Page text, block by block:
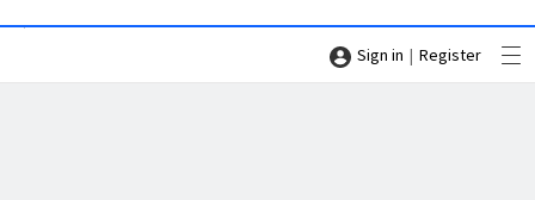
Sign in | Register